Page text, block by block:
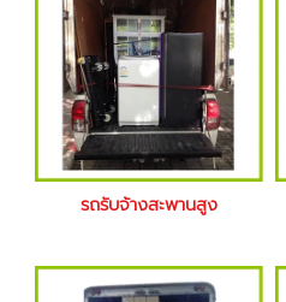
รถรับจ้างสะพานสูง